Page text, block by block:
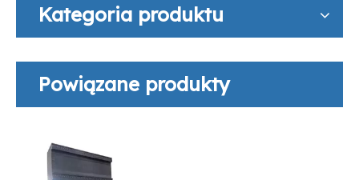
Kategoria produktu
Powiązane produkty